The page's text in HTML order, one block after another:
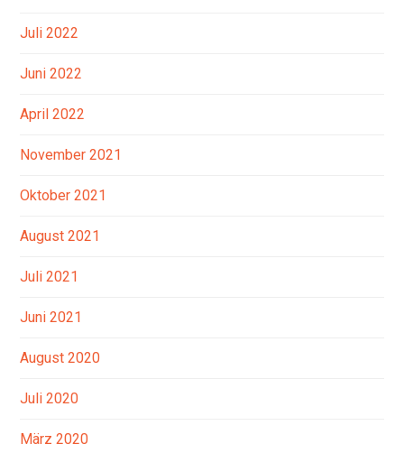
Juli 2022
Juni 2022
April 2022
November 2021
Oktober 2021
August 2021
Juli 2021
Juni 2021
August 2020
Juli 2020
März 2020